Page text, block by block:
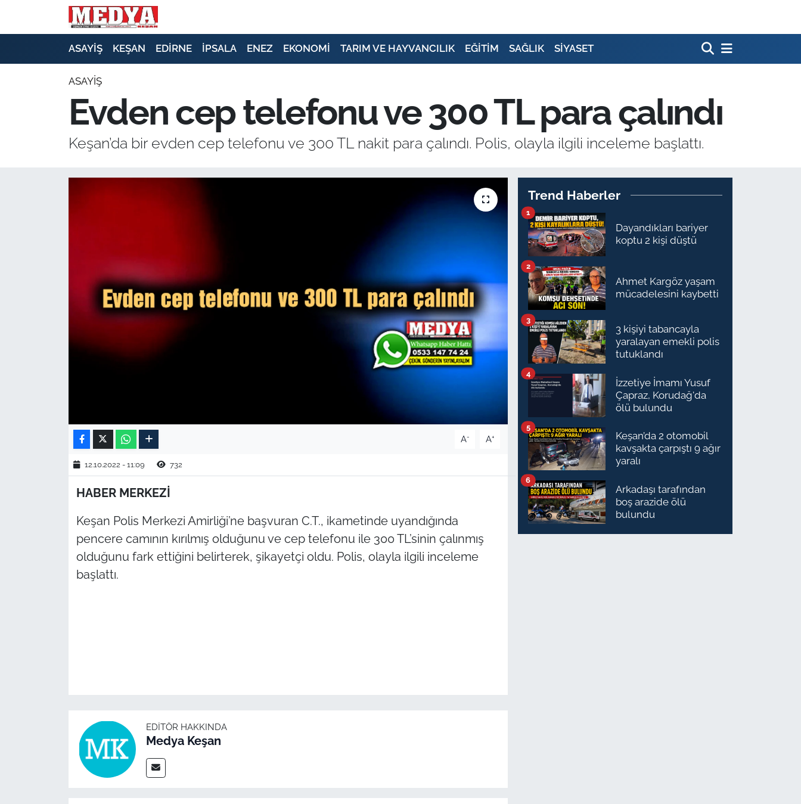
ASAYİŞ KEŞAN EDİRNE İPSALA ENEZ EKONOMİ TARIM VE HAYVANCILIK EĞİTİM SAĞLIK SİYASET
ASAYİŞ
Evden cep telefonu ve 300 TL para çalındı
Keşan’da bir evden cep telefonu ve 300 TL nakit para çalındı. Polis, olayla ilgili inceleme başlattı.
A- A+
12.10.2022 - 11:09 732
HABER MERKEZİ
Keşan Polis Merkezi Amirliği’ne başvuran C.T., ikametinde uyandığında
pencere camının kırılmış olduğunu ve cep telefonu ile 300 TL’sinin çalınmış
olduğunu fark ettiğini belirterek, şikayetçi oldu. Polis, olayla ilgili inceleme
başlattı.
EDITÖR HAKKINDA
Medya Keşan
Trend Haberler
Dayandıkları bariyer
koptu 2 kişi düştü
1
Ahmet Kargöz yaşam
mücadelesini kaybetti
2
3 kişiyi tabancayla
yaralayan emekli polis
tutuklandı
3
İzzetiye İmamı Yusuf
Çapraz, Korudağ'da
ölü bulundu
4
Keşan’da 2 otomobil
kavşakta çarpıştı 9 ağır
yaralı
5
Arkadaşı tarafından
boş arazide ölü
bulundu
6
E-GAZETE
SİYASET
TARIM VE HAYVANCILIK
KÜLTÜR SANAT
RESMİ İLAN
TEKİRDAĞ
TÜRKİYE
Dış Haberler